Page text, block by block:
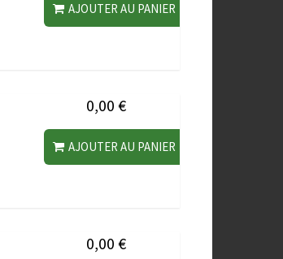
AJOUTER AU PANIER
0,00 €
AJOUTER AU PANIER
0,00 €